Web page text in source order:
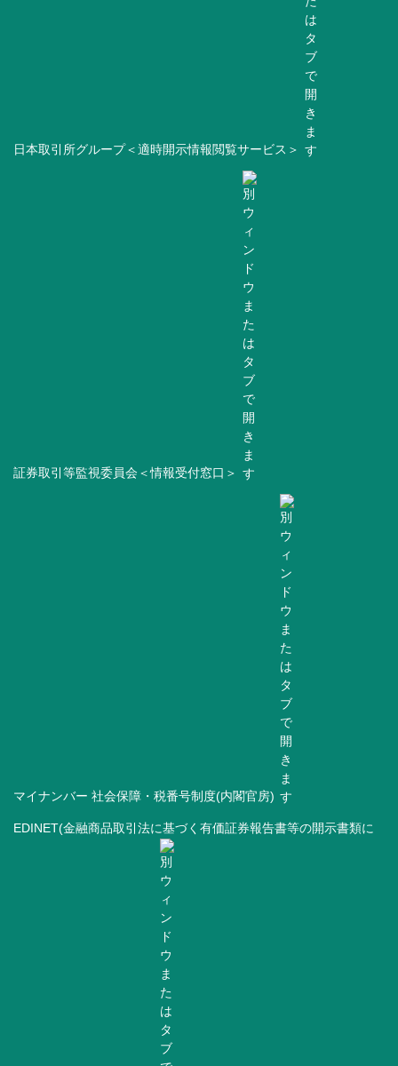
日本取引所グループ＜適時開示情報閲覧サービス＞
証券取引等監視委員会＜情報受付窓口＞
マイナンバー 社会保障・税番号制度(内閣官房)
EDINET(金融商品取引法に基づく有価証券報告書等の開示書類に